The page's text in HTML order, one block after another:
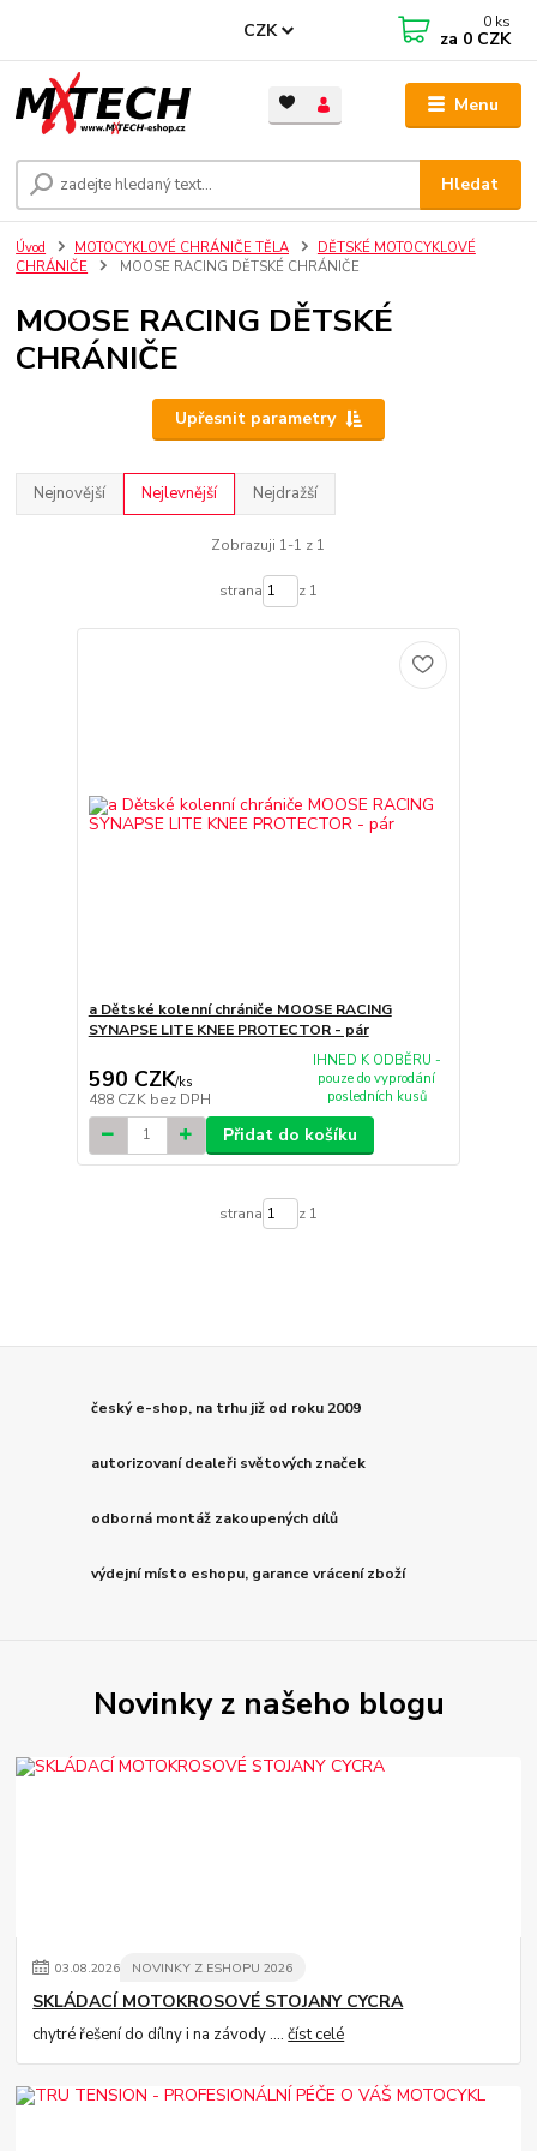
Menu
CZK
Hledat
0 ks
za 0 CZK
Úvod MOTOCYKLOVÉ CHRÁNIČE TĚLA
DĚTSKÉ MOTOCYKLOVÉ
CHRÁNIČE
MOOSE RACING DĚTSKÉ CHRÁNIČE
MOOSE RACING DĚTSKÉ
CHRÁNIČE
Upřesnit parametry
Nejnovější Nejlevnější Nejdražší
Zobrazuji 1-1 z 1
strana z 1
a Dětské kolenní chrániče MOOSE RACING
SYNAPSE LITE KNEE PROTECTOR - pár
590 CZK/ks
488 CZK bez DPH
IHNED K ODBĚRU -
pouze do vyprodání
posledních kusů
Přidat do košíku
strana z 1
český e-shop, na trhu již od roku 2009
autorizovaní dealeři světových značek
odborná montáž zakoupených dílů
výdejní místo eshopu, garance vrácení zboží
Novinky z našeho blogu
03.08.2026 NOVINKY Z ESHOPU 2026
SKLÁDACÍ MOTOKROSOVÉ STOJANY CYCRA
chytré řešení do dílny i na závody ....číst celé